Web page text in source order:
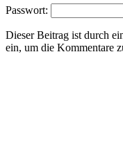
Passwort:
Dieser Beitrag ist durch
ein, um die Kommentare